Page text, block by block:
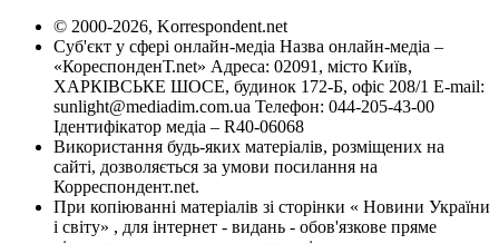
© 2000-2026, Korrespondent.net
Суб'єкт у сфері онлайн-медіа Назва онлайн-медіа –
«КореспонденТ.net» Адреса: 02091, місто Київ,
ХАРКІВСЬКЕ ШОСЕ, будинок 172-Б, офіс 208/1 E-mail:
sunlight@mediadim.com.ua Телефон: 044-205-43-00
Ідентифікатор медіа – R40-06068
Використання будь-яких матеріалів, розміщених на
сайті, дозволяється за умови посилання на
Корреспондент.net.
При копіюванні матеріалів зі сторінки « Новини України
і світу» , для інтернет - видань - обов'язкове пряме